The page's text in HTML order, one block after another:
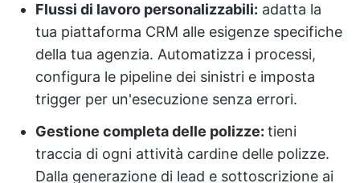
Flussi di lavoro personalizzabili: adatta la
tua piattaforma CRM alle esigenze specifiche
della tua agenzia. Automatizza i processi,
configura le pipeline dei sinistri e imposta
trigger per un'esecuzione senza errori.
Gestione completa delle polizze: tieni
traccia di ogni attività cardine delle polizze.
Dalla generazione di lead e sottoscrizione ai